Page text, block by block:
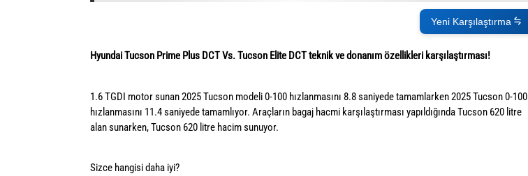
Yeni Karşılaştırma
Hyundai Tucson Prime Plus DCT Vs. Tucson Elite DCT teknik ve donanım özellikleri karşılaştırması!
1.6 TGDI motor sunan 2025 Tucson modeli 0-100 hızlanmasını 8.8 saniyede tamamlarken 2025 Tucson 0-100
hızlanmasını 11.4 saniyede tamamlıyor. Araçların bagaj hacmi karşılaştırması yapıldığında Tucson 620 litre
alan sunarken, Tucson 620 litre hacim sunuyor.
Sizce hangisi daha iyi?